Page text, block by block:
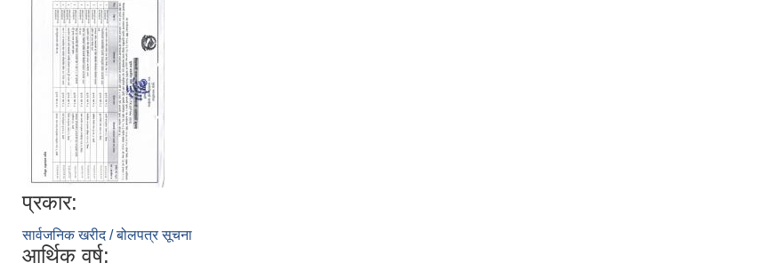
प्रकार:
सार्वजनिक खरीद / बोलपत्र सूचना
आर्थिक वर्ष: